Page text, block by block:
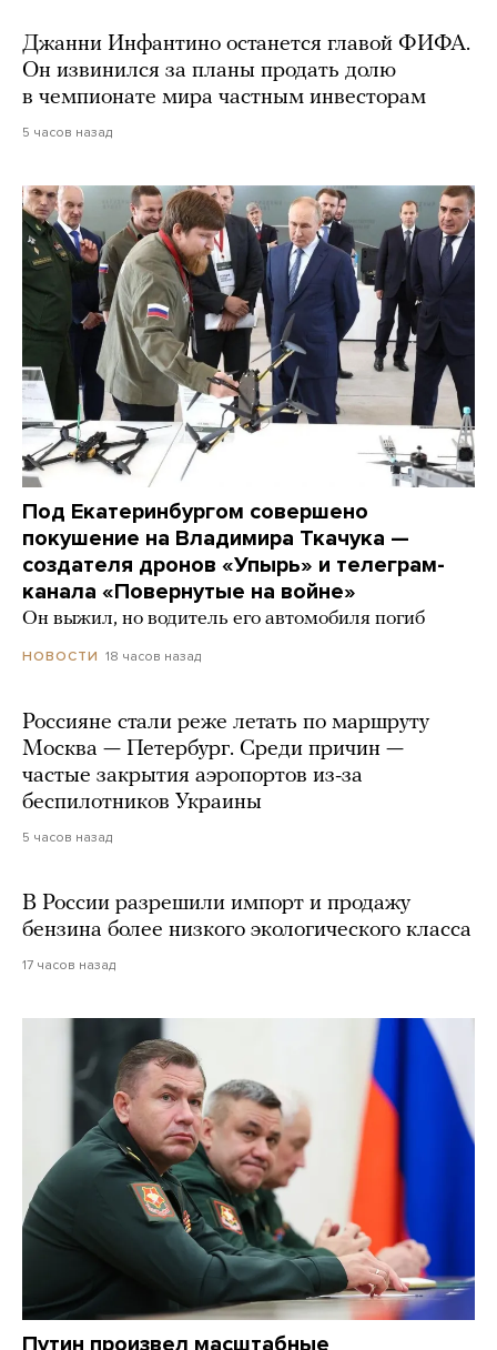
Джанни Инфантино останется главой ФИФА.
Он извинился за планы продать долю
в чемпионате мира частным инвесторам
5 часов назад
Под Екатеринбургом совершено
покушение на Владимира Ткачука —
создателя дронов «Упырь» и телеграм-
канала «Повернутые на войне»
Он выжил, но водитель его автомобиля погиб
НОВОСТИ 18 часов назад
Россияне стали реже летать по маршруту
Москва — Петербург. Среди причин —
частые закрытия аэропортов из-за
беспилотников Украины
5 часов назад
В России разрешили импорт и продажу
бензина более низкого экологического класса
17 часов назад